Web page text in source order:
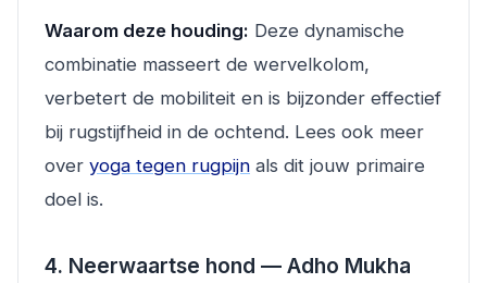
Waarom deze houding: Deze dynamische
combinatie masseert de wervelkolom,
verbetert de mobiliteit en is bijzonder effectief
bij rugstijfheid in de ochtend. Lees ook meer
over yoga tegen rugpijn als dit jouw primaire
doel is.
4. Neerwaartse hond — Adho Mukha